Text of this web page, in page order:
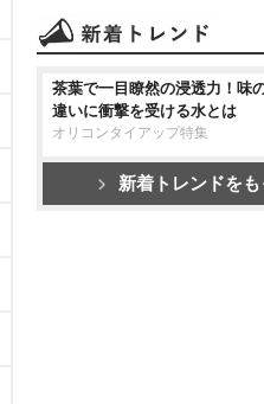
茶葉で一目瞭然の浸透力！味
違いに衝撃を受ける水とは
オリコンタイアップ特集
新着トレンドを